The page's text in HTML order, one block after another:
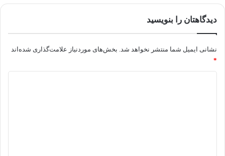
دیدگاهتان را بنویسید
نشانی ایمیل شما منتشر نخواهد شد. بخش‌های موردنیاز علامت‌گذاری شده‌اند
*